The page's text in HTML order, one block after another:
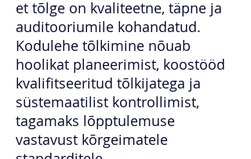
et tõlge on kvaliteetne, täpne ja
auditooriumile kohandatud.
Kodulehe tõlkimine nõuab
hoolikat planeerimist, koostööd
kvalifitseeritud tõlkijatega ja
süstemaatilist kontrollimist,
tagamaks lõpptulemuse
vastavust kõrgeimatele